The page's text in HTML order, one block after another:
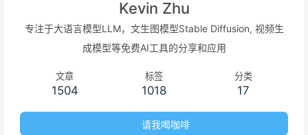
Kevin Zhu
专注于大语言模型LLM，文生图模型Stable Diffusion, 视频生
成模型等免费AI工具的分享和应用
文章
1504
标签
1018
分类
17
请我喝咖啡